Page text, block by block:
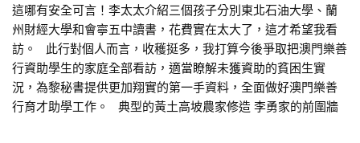
這哪有安全可言！李太太介紹三個孩子分別東北石油大學、蘭
州財經大學和會寧五中讀書，花費實在太大了，這才希望我看
訪。 此行對個人而言，收穫挺多，我打算今後爭取把澳門樂善
行資助學生的家庭全部看訪，適當瞭解未獲資助的貧困生實
況，為黎秘書提供更加翔實的第一手資料，全面做好澳門樂善
行育才助學工作。 典型的黃土高坡農家修造 李勇家的前圍牆